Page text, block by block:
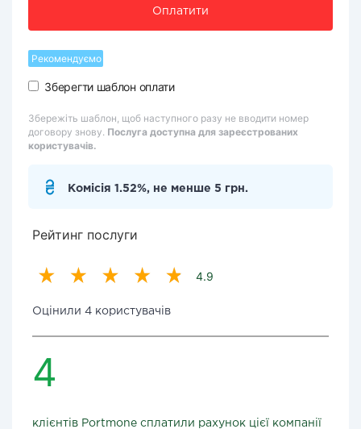
Оплатити
Рекомендуємо
Зберегти шаблон оплати
Збережіть шаблон, щоб наступного разу не вводити номер
договору знову. Послуга доступна для зареєстрованих
користувачів.
Комісія 1.52%, не менше 5 грн.
Рейтинг послуги
4.9
Оцінили 4 користувачів
4
клієнтів Portmone сплатили рахунок цієї компанії